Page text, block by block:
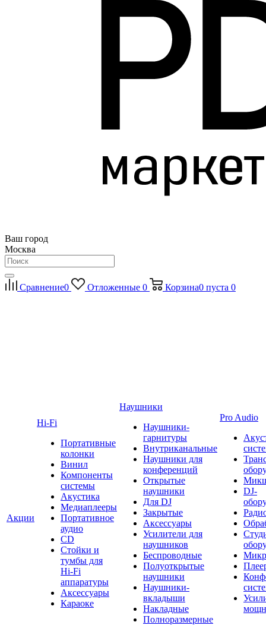
Ваш город
Москва
Сравнение0 Отложенные 0 Корзина0 пуста 0
Акции
Hi-Fi
Портативные
колонки
Винил
Компоненты
системы
Акустика
Медиаплееры
Портативное
аудио
CD
Стойки и
тумбы для
Hi-Fi
аппаратуры
Аксессуары
Караоке
Наушники
Наушники-
гарнитуры
Внутриканальные
Наушники для
конференций
Открытые
наушники
Для DJ
Закрытые
Аксессуары
Усилители для
наушников
Беспроводные
Полуоткрытые
наушники
Наушники-
вкладыши
Накладные
Полноразмерные
Pro Audio
DJ-